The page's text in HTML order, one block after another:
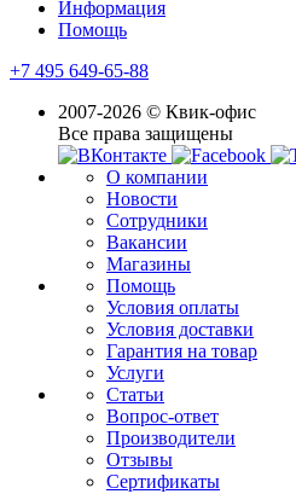
Информация
Помощь
+7 495 649-65-88
2007-2026 © Квик-офис
Все права защищены
О компании
Новости
Сотрудники
Вакансии
Магазины
Помощь
Условия оплаты
Условия доставки
Гарантия на товар
Услуги
Статьи
Вопрос-ответ
Производители
Отзывы
Сертификаты